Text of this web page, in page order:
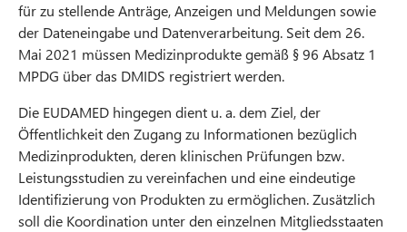
für zu stellende Anträge, Anzeigen und Meldungen sowie
der Dateneingabe und Datenverarbeitung. Seit dem 26.
Mai 2021 müssen Medizinprodukte gemäß § 96 Absatz 1
MPDG über das DMIDS registriert werden.
Die EUDAMED hingegen dient u. a. dem Ziel, der
Öffentlichkeit den Zugang zu Informationen bezüglich
Medizinprodukten, deren klinischen Prüfungen bzw.
Leistungsstudien zu vereinfachen und eine eindeutige
Identifizierung von Produkten zu ermöglichen. Zusätzlich
soll die Koordination unter den einzelnen Mitgliedsstaaten